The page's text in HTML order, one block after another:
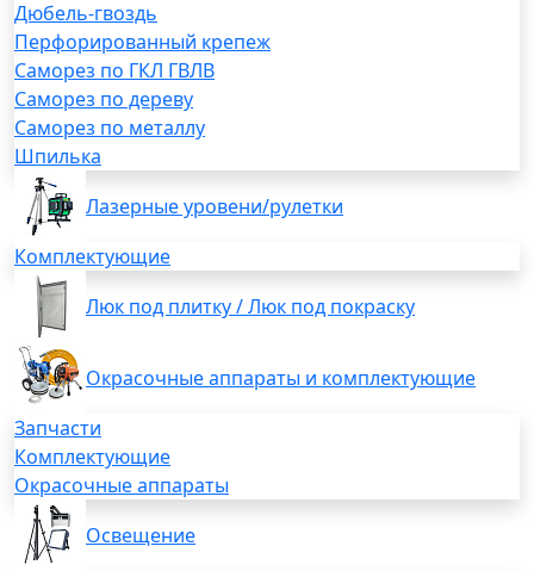
Дюбель-гвоздь
Перфорированный крепеж
Саморез по ГКЛ ГВЛВ
Саморез по дереву
Саморез по металлу
Шпилька
Лазерные уровени/рулетки
Комплектующие
Люк под плитку / Люк под покраску
Окрасочные аппараты и комплектующие
Запчасти
Комплектующие
Окрасочные аппараты
Освещение